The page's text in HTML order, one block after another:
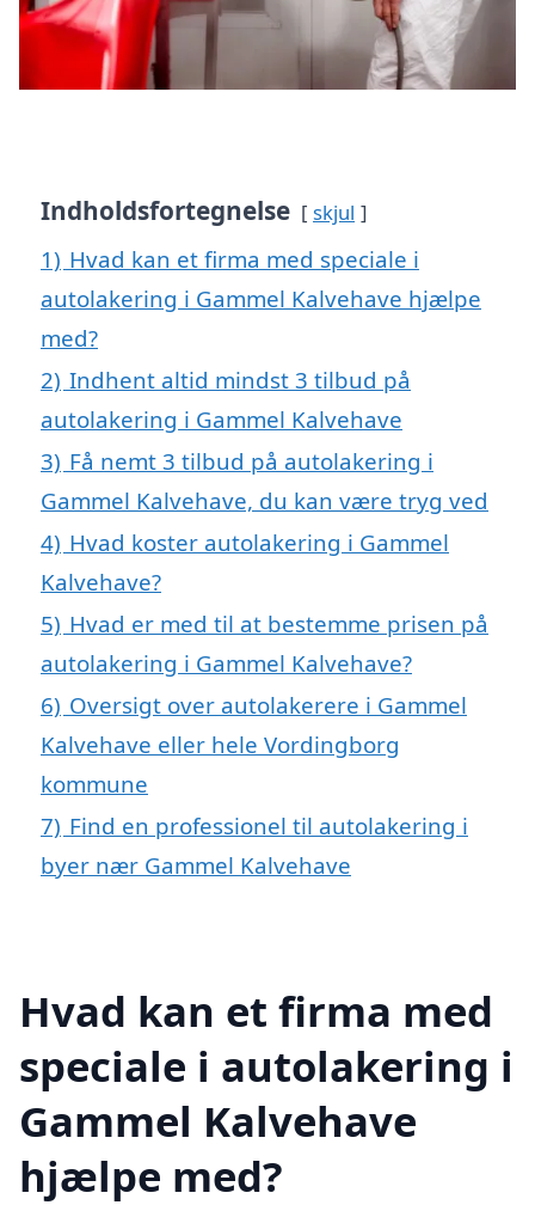
Indholdsfortegnelse skjul
1) Hvad kan et firma med speciale i
autolakering i Gammel Kalvehave hjælpe
med?
2) Indhent altid mindst 3 tilbud på
autolakering i Gammel Kalvehave
3) Få nemt 3 tilbud på autolakering i
Gammel Kalvehave, du kan være tryg ved
4) Hvad koster autolakering i Gammel
Kalvehave?
5) Hvad er med til at bestemme prisen på
autolakering i Gammel Kalvehave?
6) Oversigt over autolakerere i Gammel
Kalvehave eller hele Vordingborg
kommune
7) Find en professionel til autolakering i
byer nær Gammel Kalvehave
Hvad kan et firma med
speciale i autolakering i
Gammel Kalvehave
hjælpe med?